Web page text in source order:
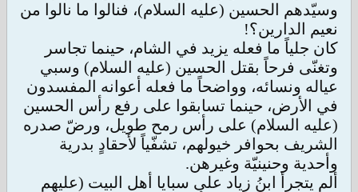
وسيّدهم الحسين (عليه السلام)، فنالوا ما نالوا من
نعيم الدارين؟!
كان جلياً ما فعله يزيد في الشام، حينما تجاسر
وتغنّى فرحاً بقتل الحسين (عليه السلام) وسبي
عياله ونسائه، وواضحاً ما فعله أعوانه المفسدون
في الأرض، حينما تسابقوا على رفع رأس الحسين
(عليه السلام) على رأس رمح طويل، ورضّ صدره
الشريف بحوافر خيولهم، تشفّياً لأحقادٍ بدرية
وأحدية وحنينيّة وغيرهن.
ألم يتجرأ ابنُ زياد على سبايا أهل البيت (عليهم